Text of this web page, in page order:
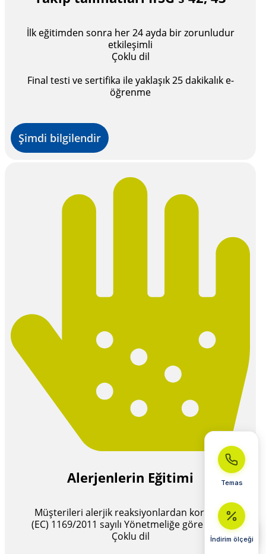
İlk eğitimden sonra her 24 ayda bir zorunludur
etkileşimli
Çoklu dil
Final testi ve sertifika ile yaklaşık 25 dakikalık e-
öğrenme
Şimdi bilgilendir
Alerjenlerin Eğitimi
Müşterileri alerjik reaksiyonlardan koruyun
(EC) 1169/2011 sayılı Yönetmeliğe göre içerik
Çoklu dil
Temas
İndirim ölçeği